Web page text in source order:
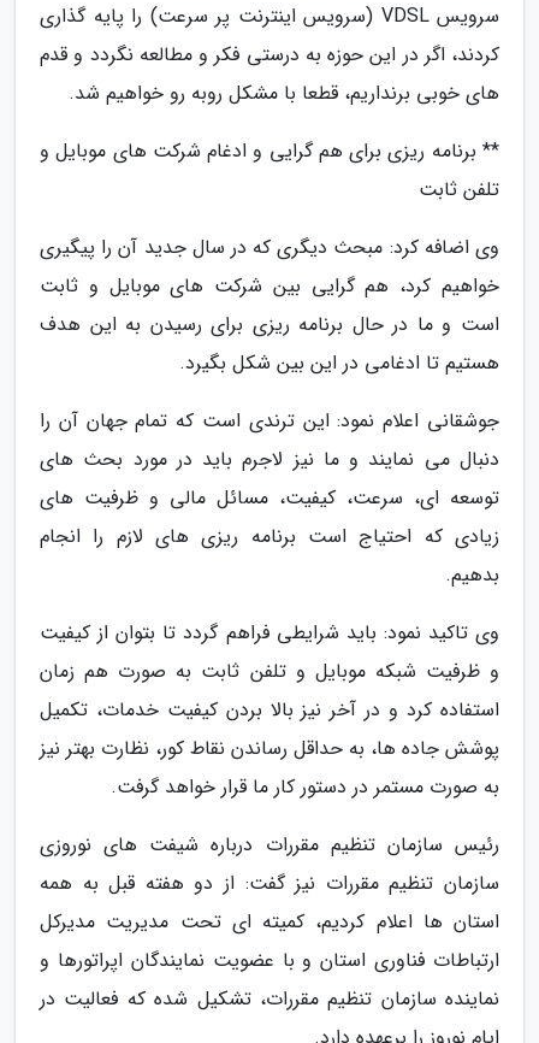
سرویس VDSL (سرویس اینترنت پر سرعت) را پایه گذاری
کردند، اگر در این حوزه به درستی فکر و مطالعه نگردد و قدم
های خوبی برنداریم، قطعا با مشکل روبه رو خواهیم شد.
** برنامه ریزی برای هم گرایی و ادغام شرکت های موبایل و
تلفن ثابت
وی اضافه کرد: مبحث دیگری که در سال جدید آن را پیگیری
خواهیم کرد، هم گرایی بین شرکت های موبایل و ثابت
است و ما در حال برنامه ریزی برای رسیدن به این هدف
هستیم تا ادغامی در این بین شکل بگیرد.
جوشقانی اعلام نمود: این ترندی است که تمام جهان آن را
دنبال می نمایند و ما نیز لاجرم باید در مورد بحث های
توسعه ای، سرعت، کیفیت، مسائل مالی و ظرفیت های
زیادی که احتیاج است برنامه ریزی های لازم را انجام
بدهیم.
وی تاکید نمود: باید شرایطی فراهم گردد تا بتوان از کیفیت
و ظرفیت شبکه موبایل و تلفن ثابت به صورت هم زمان
استفاده کرد و در آخر نیز بالا بردن کیفیت خدمات، تکمیل
پوشش جاده ها، به حداقل رساندن نقاط کور، نظارت بهتر نیز
به صورت مستمر در دستور کار ما قرار خواهد گرفت.
رئیس سازمان تنظیم مقررات درباره شیفت های نوروزی
سازمان تنظیم مقررات نیز گفت: از دو هفته قبل به همه
استان ها اعلام کردیم، کمیته ای تحت مدیریت مدیرکل
ارتباطات فناوری استان و با عضویت نمایندگان اپراتورها و
نماینده سازمان تنظیم مقررات، تشکیل شده که فعالیت در